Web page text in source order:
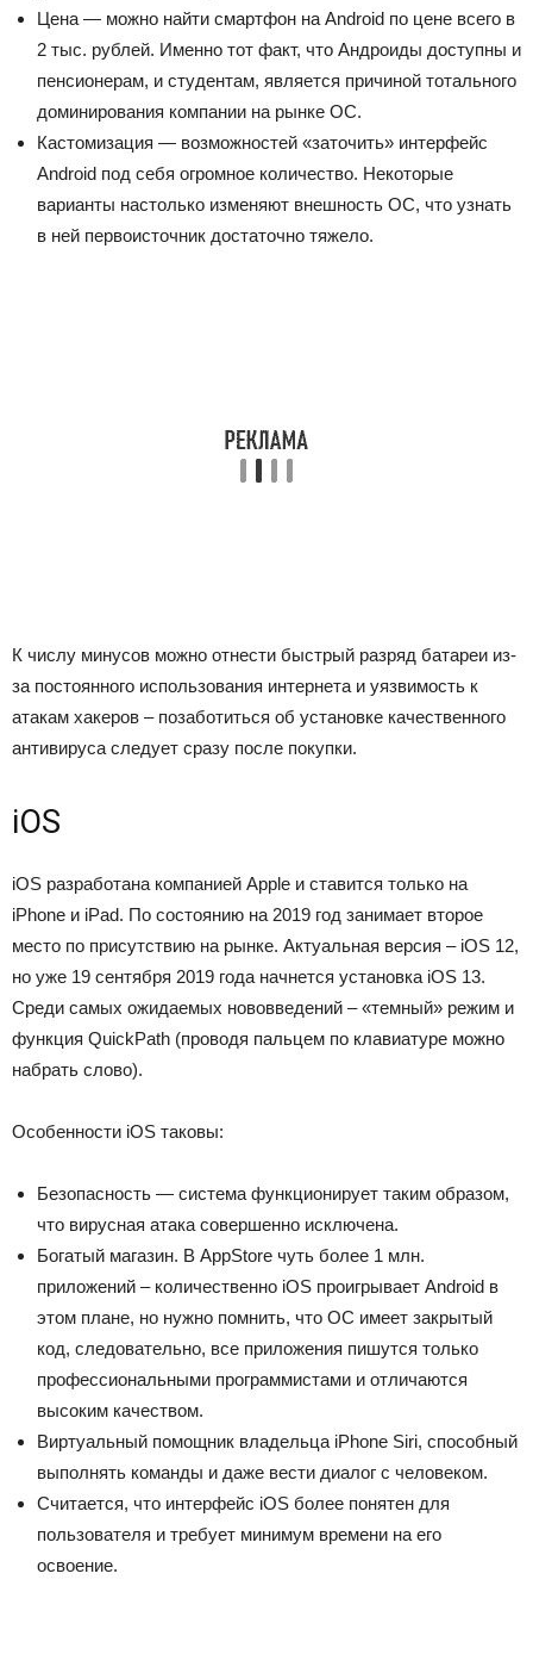
Цена — можно найти смартфон на Android по цене всего в
2 тыс. рублей. Именно тот факт, что Андроиды доступны и
пенсионерам, и студентам, является причиной тотального
доминирования компании на рынке ОС.
Кастомизация — возможностей «заточить» интерфейс
Android под себя огромное количество. Некоторые
варианты настолько изменяют внешность ОС, что узнать
в ней первоисточник достаточно тяжело.
К числу минусов можно отнести быстрый разряд батареи из-
за постоянного использования интернета и уязвимость к
атакам хакеров – позаботиться об установке качественного
антивируса следует сразу после покупки.
iOS
iOS разработана компанией Apple и ставится только на
iPhone и iPad. По состоянию на 2019 год занимает второе
место по присутствию на рынке. Актуальная версия – iOS 12,
но уже 19 сентября 2019 года начнется установка iOS 13.
Среди самых ожидаемых нововведений – «темный» режим и
функция QuickPath (проводя пальцем по клавиатуре можно
набрать слово).
Особенности iOS таковы:
Безопасность — система функционирует таким образом,
что вирусная атака совершенно исключена.
Богатый магазин. В AppStore чуть более 1 млн.
приложений – количественно iOS проигрывает Android в
этом плане, но нужно помнить, что ОС имеет закрытый
код, следовательно, все приложения пишутся только
профессиональными программистами и отличаются
высоким качеством.
Виртуальный помощник владельца iPhone Siri, способный
выполнять команды и даже вести диалог с человеком.
Считается, что интерфейс iOS более понятен для
пользователя и требует минимум времени на его
освоение.